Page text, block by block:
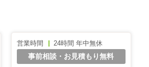
営業時間 24時間 年中無休
事前相談・お見積もり無料